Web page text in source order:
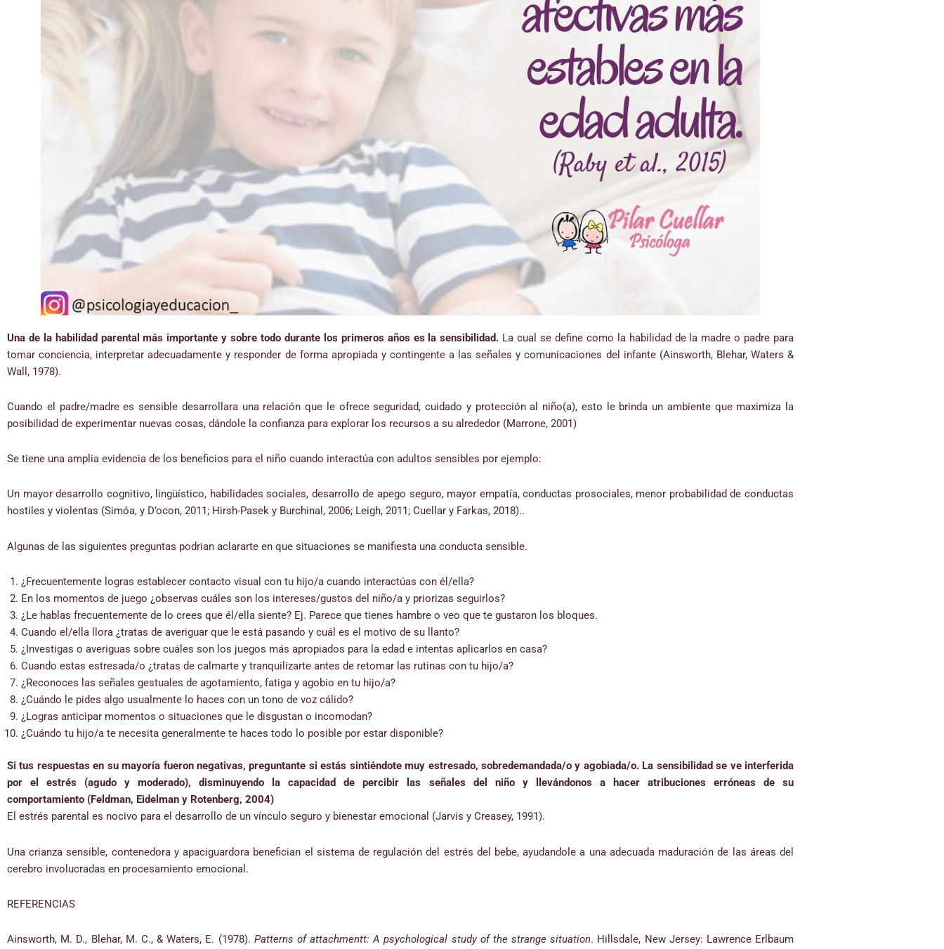
Una de la habilidad parental más importante y sobre todo durante los primeros años es la sensibilidad. La cual se define como la habilidad de la madre o padre para
tomar conciencia, interpretar adecuadamente y responder de forma apropiada y contingente a las señales y comunicaciones del infante (Ainsworth, Blehar, Waters &
Wall, 1978).
Cuando el padre/madre es sensible desarrollara una relación que le ofrece seguridad, cuidado y protección al niño(a), esto le brinda un ambiente que maximiza la
posibilidad de experimentar nuevas cosas, dándole la confianza para explorar los recursos a su alrededor (Marrone, 2001)
Se tiene una amplia evidencia de los beneficios para el niño cuando interactúa con adultos sensibles por ejemplo:
Un mayor desarrollo cognitivo, lingüístico, habilidades sociales, desarrollo de apego seguro, mayor empatía, conductas prosociales, menor probabilidad de conductas
hostiles y violentas (Simóa, y D’ocon, 2011; Hirsh-Pasek y Burchinal, 2006; Leigh, 2011; Cuellar y Farkas, 2018)..
Algunas de las siguientes preguntas podrian aclararte en que situaciones se manifiesta una conducta sensible.
¿Frecuentemente logras establecer contacto visual con tu hijo/a cuando interactúas con él/ella?
En los momentos de juego ¿observas cuáles son los intereses/gustos del niño/a y priorizas seguirlos?
¿Le hablas frecuentemente de lo crees que él/ella siente? Ej. Parece que tienes hambre o veo que te gustaron los bloques.
Cuando el/ella llora ¿tratas de averiguar que le está pasando y cuál es el motivo de su llanto?
¿Investigas o averiguas sobre cuáles son los juegos más apropiados para la edad e intentas aplicarlos en casa?
Cuando estas estresada/o ¿tratas de calmarte y tranquilizarte antes de retomar las rutinas con tu hijo/a?
¿Reconoces las señales gestuales de agotamiento, fatiga y agobio en tu hijo/a?
¿Cuándo le pides algo usualmente lo haces con un tono de voz cálido?
¿Logras anticipar momentos o situaciones que le disgustan o incomodan?
¿Cuándo tu hijo/a te necesita generalmente te haces todo lo posible por estar disponible?
Si tus respuestas en su mayoría fueron negativas, preguntante si estás sintiéndote muy estresado, sobredemandada/o y agobiada/o. La sensibilidad se ve interferida
por el estrés (agudo y moderado), disminuyendo la capacidad de percibir las señales del niño y llevándonos a hacer atribuciones erróneas de su
comportamiento (Feldman, Eidelman y Rotenberg, 2004)
El estrés parental es nocivo para el desarrollo de un vínculo seguro y bienestar emocional (Jarvis y Creasey, 1991).
Una crianza sensible, contenedora y apaciguardora benefician el sistema de regulación del estrés del bebe, ayudandole a una adecuada maduración de las áreas del
cerebro involucradas en procesamiento emocional.
REFERENCIAS
Ainsworth, M. D., Blehar, M. C., & Waters, E. (1978). Patterns of attachmentt: A psychological study of the strange situation. Hillsdale, New Jersey: Lawrence Erlbaum